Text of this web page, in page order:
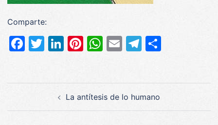
Comparte:
Facebook
Twitter
LinkedIn
Pinterest
WhatsApp
EmailTelegram
La antítesis de lo humano